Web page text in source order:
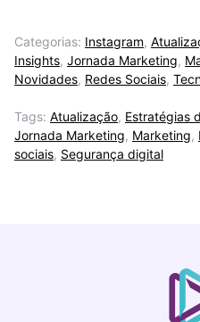
Categorias: Instagram,
Insights, Jornada Marketing,
Novidades, Redes Sociais,
Tags: Atualização, Estratégias
Jornada Marketing, Marketing,
sociais, Segurança digital